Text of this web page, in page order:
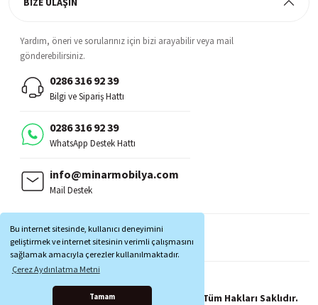
Bu internet sitesinde, kullanıcı deneyimini
geliştirmek ve internet sitesinin verimli çalışmasını
sağlamak amacıyla çerezler kullanılmaktadır.
Çerez Aydınlatma Metni
Tamam
Yardım, öneri ve sorularınız için bizi arayabilir veya mail
gönderebilirsiniz.
0286 316 92 39
Bilgi ve Sipariş Hattı
0286 316 92 39
WhatsApp Destek Hattı
info@minarmobilya.com
Mail Destek
MOBİL UYGULAMALAR:
Copyright © 1997 - 2025 Minar Mobilya® Tüm Hakları Saklıdır.